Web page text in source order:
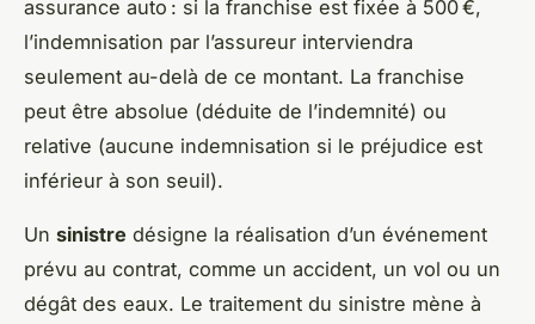
assurance auto : si la franchise est fixée à 500 €,
l’indemnisation par l’assureur interviendra
seulement au-delà de ce montant. La franchise
peut être absolue (déduite de l’indemnité) ou
relative (aucune indemnisation si le préjudice est
inférieur à son seuil).
Un sinistre désigne la réalisation d’un événement
prévu au contrat, comme un accident, un vol ou un
dégât des eaux. Le traitement du sinistre mène à